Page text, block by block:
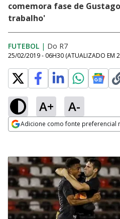
comemora fase de
trabalho'
FUTEBOL | Do R7
25/02/2019 - 06H30 (ATUALIZADO EM
A+ A-
Adicione como fonte preferencial